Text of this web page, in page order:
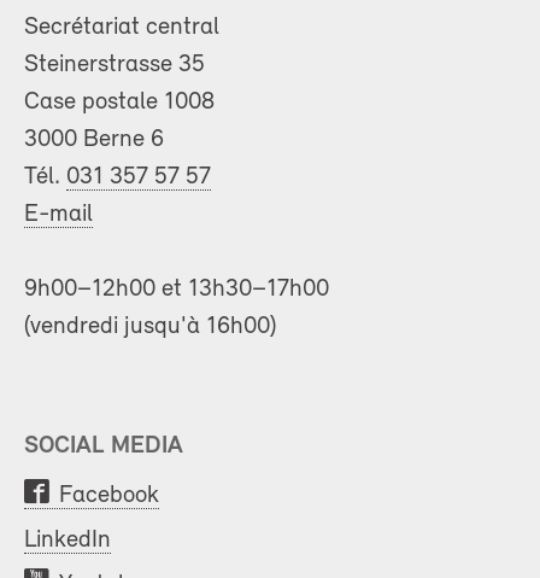
Secrétariat central
Steinerstrasse 35
Case postale 1008
3000 Berne 6
Tél. 031 357 57 57
E-mail
9h00–12h00 et 13h30–17h00
(vendredi jusqu'à 16h00)
SOCIAL MEDIA
Facebook
LinkedIn